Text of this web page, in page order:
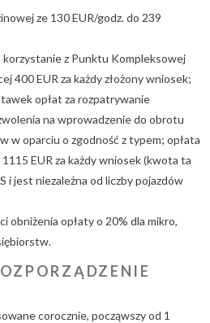
ze 130 EUR/godz. do 239
korzystanie z Punktu Kompleksowej
400 EUR za każdy złożony wniosek;
opłat za rozpatrywanie
na wprowadzenie do obrotu
w oparciu o zgodność z typem; opłata
EUR za każdy wniosek (kwota ta
i jest niezależna od liczby pojazdów
obniżenia opłaty o 20% dla mikro,
corocznie, począwszy od 1